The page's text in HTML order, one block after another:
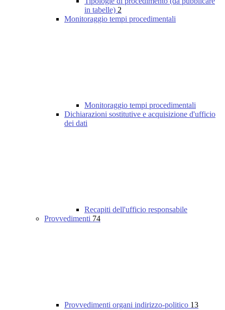
in tabelle) 2
Monitoraggio tempi procedimentali
Monitoraggio tempi procedimentali
Dichiarazioni sostitutive e acquisizione d'ufficio
dei dati
Recapiti dell'ufficio responsabile
Provvedimenti 74
Provvedimenti organi indirizzo-politico 13